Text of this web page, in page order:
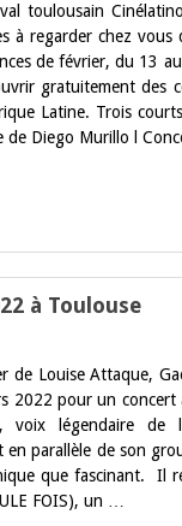
toulousain
à regarder chez
de février, du 13
gratuitement des
Latine. Trois
de Diego Murillo l
à Toulouse
de Louise Attaque,
2022 pour un
voix légendaire de
en parallèle de son
que fascinant. Il
FOIS), un …